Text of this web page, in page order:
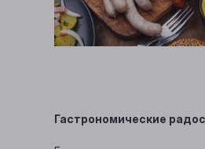
Гастрономические